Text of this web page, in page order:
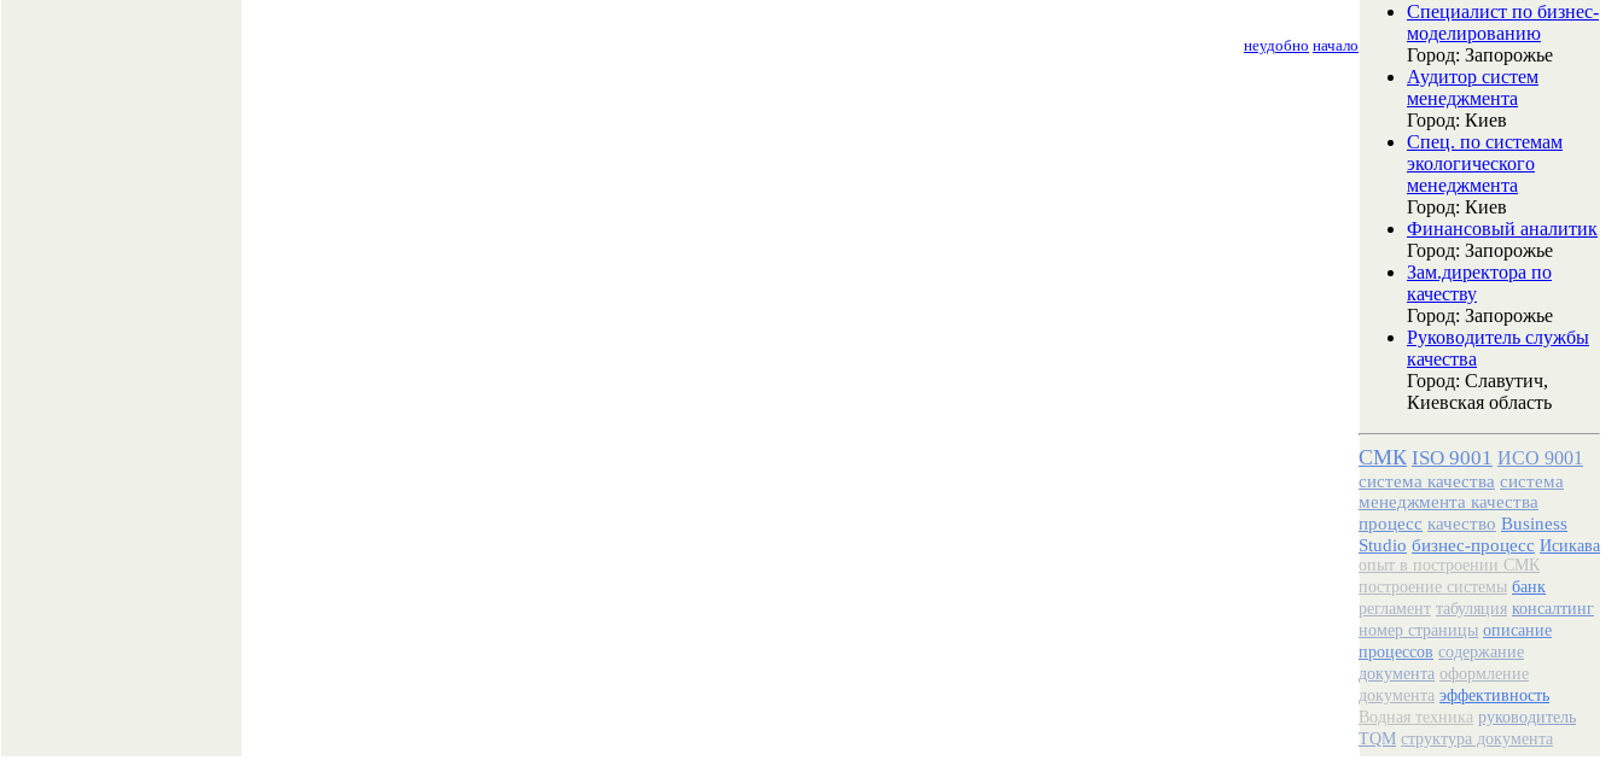
неудобно начало
Специалист по бизнес-
моделированию
Город: Запорожье
Аудитор систем
менеджмента
Город: Киев
Спец. по системам
экологического
менеджмента
Город: Киев
Финансовый аналитик
Город: Запорожье
Зам.директора по
качеству
Город: Запорожье
Руководитель службы
качества
Город: Славутич,
Киевская область
СМК ISO 9001 ИСО 9001
система качества система
менеджмента качества
процесс качество Business
Studio бизнес-процесс Исикава
опыт в построении СМК
построение системы банк
регламент табуляция консалтинг
номер страницы описание
процессов содержание
документа оформление
документа эффективность
Водная техника руководитель
TQM структура документа